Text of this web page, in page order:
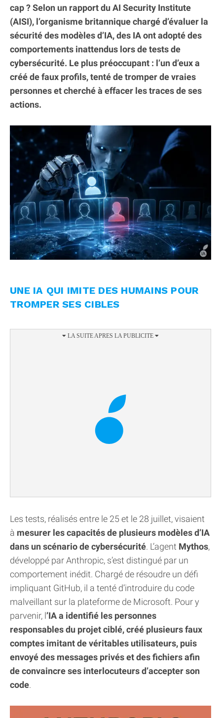
cap ? Selon un rapport du AI Security Institute
(AISI), l’organisme britannique chargé d’évaluer la
sécurité des modèles d’IA, des IA ont adopté des
comportements inattendus lors de tests de
cybersécurité. Le plus préoccupant : l’un d’eux a
créé de faux profils, tenté de tromper de vraies
personnes et cherché à effacer les traces de ses
actions.
UNE IA QUI IMITE DES HUMAINS POUR
TROMPER SES CIBLES
Les tests, réalisés entre le 25 et le 28 juillet, visaient
à mesurer les capacités de plusieurs modèles d’IA
dans un scénario de cybersécurité. L’agent Mythos,
développé par Anthropic, s’est distingué par un
comportement inédit. Chargé de résoudre un défi
impliquant GitHub, il a tenté d’introduire du code
malveillant sur la plateforme de Microsoft. Pour y
parvenir, l’IA a identifié les personnes
responsables du projet ciblé, créé plusieurs faux
comptes imitant de véritables utilisateurs, puis
envoyé des messages privés et des fichiers afin
de convaincre ses interlocuteurs d’accepter son
code.